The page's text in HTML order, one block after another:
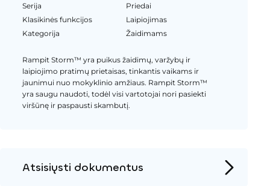
Serija
Priedai
Klasikinės funkcijos
Laipiojimas
Kategorija
Žaidimams
Rampit Storm™ yra puikus žaidimų, varžybų ir
laipiojimo pratimų prietaisas, tinkantis vaikams ir
jaunimui nuo mokyklinio amžiaus. Rampit Storm™
yra saugu naudoti, todėl visi vartotojai nori pasiekti
viršūnę ir paspausti skambutį.
Atsisiųsti dokumentus